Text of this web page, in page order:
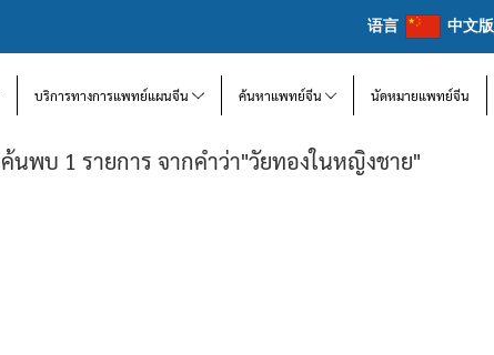
语言 中文版
บริการทางการแพทย์แผนจีน ค้นหาแพทย์จีน นัดหมายแพทย์จีน
ค้นพบ 1 รายการ จากคำว่า"วัยทองในหญิงชาย"